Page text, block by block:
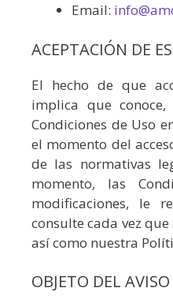
Email:
ACEPTACIÓN DE
El hecho de que
implica que
Condiciones de Uso
el momento del
de las normativas
momento, las
modificaciones, le
consulte cada vez
así como nuestra
OBJETO DEL